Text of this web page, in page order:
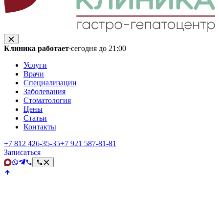
Клиника работает·сегодня до 21:00
Услуги
Врачи
Специализации
Заболевания
Стоматология
Цены
Статьи
Контакты
+7 812 426‑35‑35+7 921 587‑81‑81
Записаться